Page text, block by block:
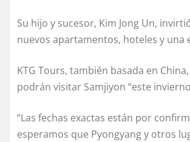
Su hijo y sucesor, Kim Jong Un,
nuevos apartamentos, hoteles y una
KTG Tours, también basada en
podrán visitar Samjiyon “este
“Las fechas exactas están por
esperamos que Pyongyang y otros